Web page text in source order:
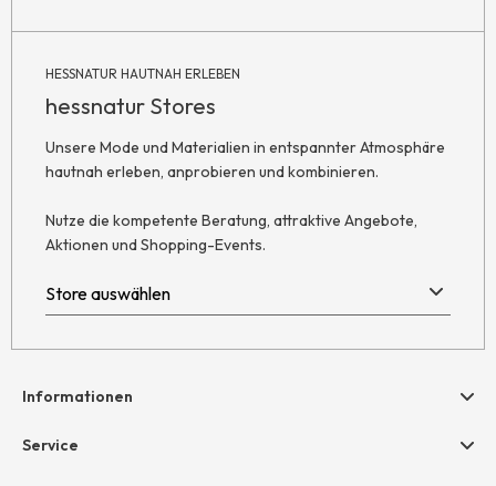
HESSNATUR HAUTNAH ERLEBEN
hessnatur Stores
Unsere Mode und Materialien in entspannter Atmosphäre
hautnah erleben, anprobieren und kombinieren.
Nutze die kompetente Beratung, attraktive Angebote,
Aktionen und Shopping-Events.
Informationen
Hilfe & Kontakt
Service